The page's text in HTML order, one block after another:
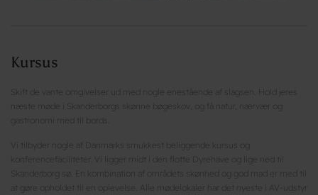
Kursus
Skift de vante omgivelser ud med nogle enestående af slagsen. Hold jeres
næste møde i Skanderborgs skønne bøgeskov, og få natur, nærvær og
gastronomi med til bords.
Vi tilbyder nogle af Danmarks smukkest beliggende kursus og
konferencefaciliteter. Vi ligger midt i den flotte Dyrehave og lige ned til
Skanderborg sø. En kombination af områdets skønhed og god mad er med til
at gøre opholdet til en oplevelse. Alle mødelokaler har det nyeste i AV-udstyr